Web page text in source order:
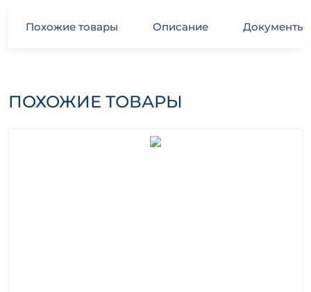
Похожие товары Описание Документы
ПОХОЖИЕ ТОВАРЫ